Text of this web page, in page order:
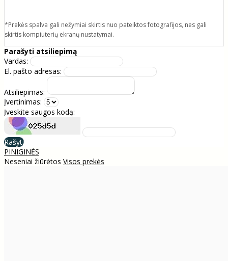
*Prekės spalva gali nežymiai skirtis nuo pateiktos fotografijos, nes gali
skirtis kompiuterių ekranų nustatymai.
Parašyti atsiliepimą
Vardas:
El. pašto adresas:
Atsiliepimas:
Įvertinimas:
Įveskite saugos kodą:
Rašyti
PINIGINĖS
Neseniai žiūrėtos Visos prekės